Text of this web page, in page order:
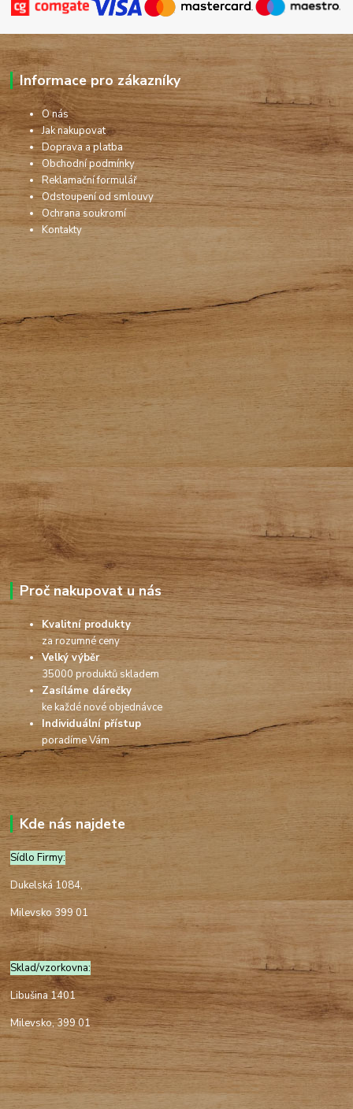
Informace pro zákazníky
O nás
Jak nakupovat
Doprava a platba
Obchodní podmínky
Reklamační formulář
Odstoupení od smlouvy
Ochrana soukromí
Kontakty
Proč nakupovat u nás
Kvalitní produkty
za rozumné ceny
Velký výběr
35000 produktů skladem
Zasíláme dárečky
ke každé nové objednávce
Individuální přístup
poradíme Vám
Kde nás najdete
Sídlo Firmy:
Dukelská 1084,
Milevsko 399 01
Sklad/vzorkovna:
Libušina 1401
Milevsko, 399 01